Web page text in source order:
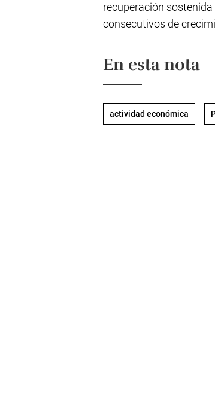
recuperación
consecutivos de
En esta nota
actividad económica